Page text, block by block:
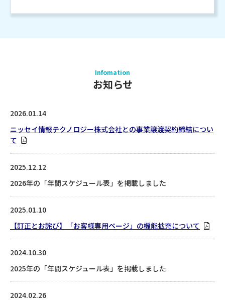
Infomation
お知らせ
2026.01.14
ニッセイ情報テクノロジー株式会社との事業譲渡契約締結につい
て
2025.12.12
2026年の「年間スケジュール表」を掲載しました
2025.01.10
【訂正とお詫び】「お客様専用ページ」の機能拡充について
2024.10.30
2025年の「年間スケジュール表」を掲載しました
2024.02.26